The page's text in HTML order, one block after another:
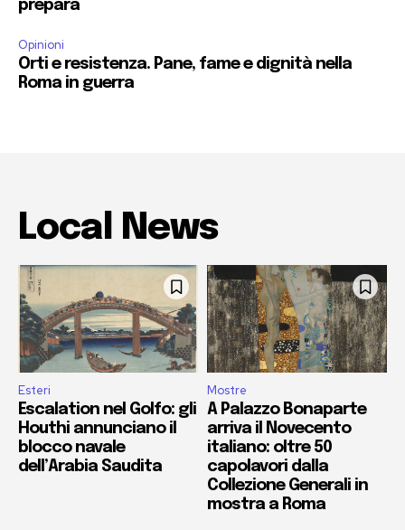
prepara
Opinioni
Orti e resistenza. Pane, fame e dignità nella
Roma in guerra
Local News
Esteri
Escalation nel Golfo: gli
Houthi annunciano il
blocco navale
dell’Arabia Saudita
Mostre
A Palazzo Bonaparte
arriva il Novecento
italiano: oltre 50
capolavori dalla
Collezione Generali in
mostra a Roma